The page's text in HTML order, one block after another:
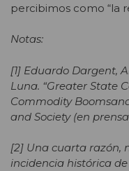
percibimos como “la
Notas:
[1] Eduardo Dargent,
Luna. “Greater State
Commodity
and Society (en
[2] Una cuarta razón,
incidencia histórica